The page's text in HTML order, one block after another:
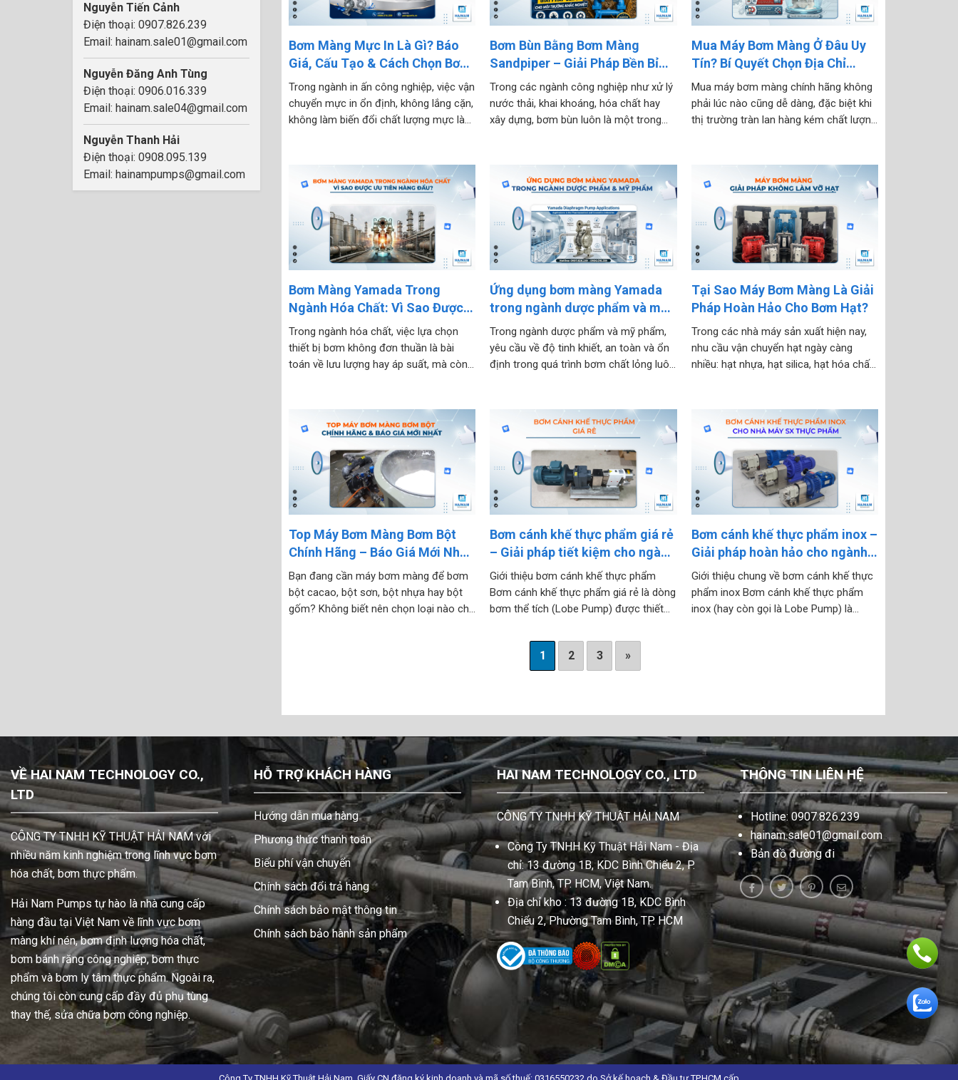
Nguyễn Tiến Cảnh
Điện thoại: 0907.826.239
Email: hainam.sale01@gmail.com
Nguyễn Đăng Anh Tùng
Điện thoại: 0906.016.339
Email: hainam.sale04@gmail.com
Nguyễn Thanh Hải
Điện thoại: 0908.095.139
Email: hainampumps@gmail.com
Bơm Màng Mực In Là Gì? Báo
Giá, Cấu Tạo & Cách Chọn Bơm
Mực In Chuẩn Nhà Máy
Trong ngành in ấn công nghiệp, việc vận
chuyển mực in ổn định, không lắng cặn,
không làm biến đổi chất lượng mực là
xuất. Đặc biệt với các loại mực có độ
nhớt...
Bơm Bùn Bằng Bơm Màng
Sandpiper – Giải Pháp Bền Bỉ
Cho Môi Trường Khắc Nghiệt
Trong các ngành công nghiệp như xử lý
nước thải, khai khoáng, hóa chất hay
xây dựng, bơm bùn luôn là một trong
mòn thiết bị. Vì vậy, lựa chọn đúng loại...
Mua Máy Bơm Màng Ở Đâu Uy
Tín? Bí Quyết Chọn Địa Chỉ
Chính Hãng 2026
Mua máy bơm màng chính hãng không
phải lúc nào cũng dễ dàng, đặc biệt khi
thị trường tràn lan hàng kém chất lượng
tiền mà còn ảnh hưởng nghiêm trọng
đến hiệu...
Bơm Màng Yamada Trong
Ngành Hóa Chất: Vì Sao Được
Ưu Tiên Hàng Đầu?
Trong ngành hóa chất, việc lựa chọn
thiết bị bơm không đơn thuần là bài
toán về lưu lượng hay áp suất, mà còn
thể gây ảnh hưởng...
Ứng dụng bơm màng Yamada
trong ngành dược phẩm và mỹ
phẩm
Trong ngành dược phẩm và mỹ phẩm,
yêu cầu về độ tinh khiết, an toàn và ổn
định trong quá trình bơm chất lỏng luôn
đến chất lượng sản phẩm, mà còn
quyết...
Tại Sao Máy Bơm Màng Là Giải
Pháp Hoàn Hảo Cho Bơm Hạt?
Trong các nhà máy sản xuất hiện nay,
nhu cầu vận chuyển hạt ngày càng
nhiều: hạt nhựa, hạt silica, hạt hóa chất,
thể xử lý được vật liệu dạng hạt mà...
Top Máy Bơm Màng Bơm Bột
Chính Hãng – Báo Giá Mới Nhất,
Giao Nhanh Toàn Quốc
Bạn đang cần máy bơm màng để bơm
bột cacao, bột sơn, bột nhựa hay bột
gốm? Không biết nên chọn loại nào cho
Bơm cánh khế thực phẩm giá rẻ
– Giải pháp tiết kiệm cho ngành
sản xuất thực phẩm và đồ uống
Giới thiệu bơm cánh khế thực phẩm
Bơm cánh khế thực phẩm giá rẻ là dòng
bơm thể tích (Lobe Pump) được thiết
uống và dược phẩm. Với cấu tạo thân
và cánh bằng inox đạt tiêu chuẩn vệ
sinh, loại bơm...
Bơm cánh khế thực phẩm inox –
Giải pháp hoàn hảo cho ngành
sản xuất thực phẩm
Giới thiệu chung về bơm cánh khế thực
phẩm inox Bơm cánh khế thực phẩm
inox (hay còn gọi là Lobe Pump) là
1 2 3 »
VỀ HAI NAM TECHNOLOGY CO.,
LTD
CÔNG TY TNHH KỸ THUẬT HẢI NAM với
nhiều năm kinh nghiệm trong lĩnh vực bơm
hóa chất, bơm thực phẩm.
Hải Nam Pumps tự hào là nhà cung cấp
hàng đầu tại Việt Nam về lĩnh vực bơm
màng khí nén, bơm định lượng hóa chất,
bơm bánh răng công nghiệp, bơm thực
phẩm và bơm ly tâm thực phẩm. Ngoài ra,
chúng tôi còn cung cấp đầy đủ phụ tùng
thay thế, sửa chữa bơm công nghiệp.
HỖ TRỢ KHÁCH HÀNG
Hướng dẫn mua hàng
Phương thức thanh toán
Biểu phí vận chuyển
Chính sách đổi trả hàng
Chính sách bảo mật thông tin
Chính sách bảo hành sản phẩm
HAI NAM TECHNOLOGY CO., LTD
CÔNG TY TNHH KỸ THUẬT HẢI NAM
Công Ty TNHH Kỹ Thuật Hải Nam - Địa
chỉ: 13 đường 1B, KDC Bình Chiểu 2, P.
Tam Bình, TP. HCM, Việt Nam.
Địa chỉ kho : 13 đường 1B, KDC Bình
Chiểu 2, Phường Tam Bình, TP. HCM
THÔNG TIN LIÊN HỆ
Hotline: 0907.826.239
hainam.sale01@gmail.com
Bản đồ đường đi